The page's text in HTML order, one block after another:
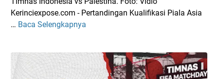
B
i
i
s
T
i
Kerinciexpose.com - Pertandingan Kualifikasi Piala Asia
… Baca Selengkapnya